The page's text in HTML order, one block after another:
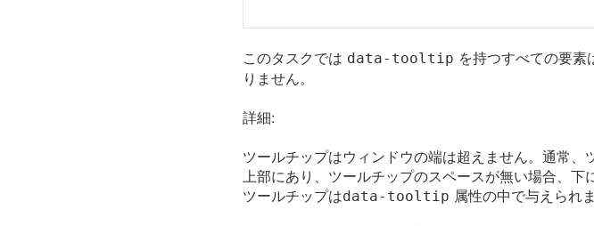
このタスクでは data-tooltip を持つすべての要素
りません。
詳細:
ツールチップはウィンドウの端は超えません。通常
上部にあり、ツールチップのスペースが無い場合、下
ツールチップはdata-tooltip 属性の中で与えられ